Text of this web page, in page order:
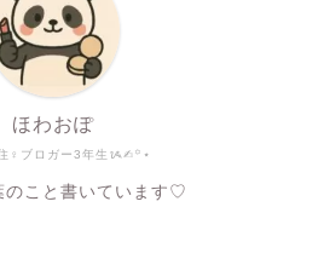
♀ブロガー3年生ᝰ✍︎꙳⋆
ほわおぽ
のこと書いています♡